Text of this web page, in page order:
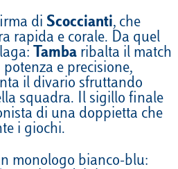
di Scoccianti, che
rapida e corale. Da quel
Tamba ribalta il match
e precisione,
il divario sfruttando
squadra. Il sigillo finale
di una doppietta che
i giochi.
monologo bianco-blu: